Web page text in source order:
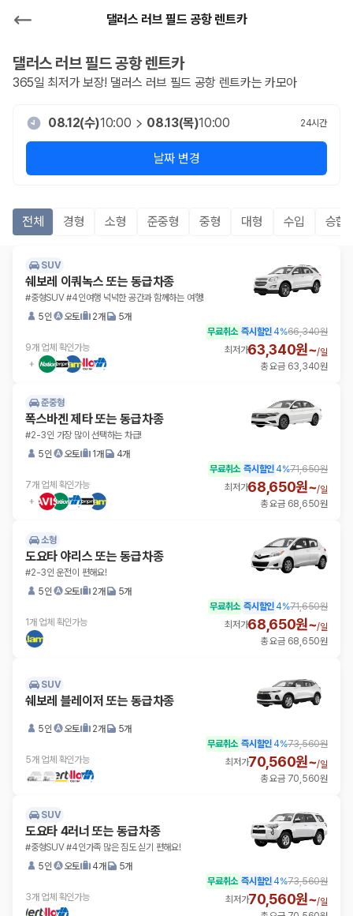
댈러스 러브 필드 공항 렌트카
댈러스 러브 필드 공항렌트카
365일 최저가 보장! 댈러스 러브 필드 공항 렌트카는 카모아
08.12(수)10:00 08.13(목)10:00 24시간
날짜 변경
전체 경형 소형 준중형 중형 대형 수입 승합
SUV
쉐보레 이쿼녹스 또는 동급차종
#중형SUV #4인여행 넉넉한 공간과 함께하는 여행!
5인
오토 2개 5개
9개 업체 확인가능
무료취소 즉시할인 4%66,340원
최저가63,340원~/일
총 요금 63,340원
준중형
폭스바겐 제타 또는 동급차종
#2-3인 가장 많이 선택하는 차급!
5인
오토 1개 4개
7개 업체 확인가능
무료취소 즉시할인 4%71,650원
최저가68,650원~/일
총 요금 68,650원
소형
도요타 야리스 또는 동급차종
#2-3인 운전이 편해요!
5인
오토 2개 5개
1개 업체 확인가능
무료취소 즉시할인 4%71,650원
최저가68,650원~/일
총 요금 68,650원
SUV
쉐보레 블레이저 또는 동급차종
5인 오토 2개 5개
5개 업체 확인가능
무료취소 즉시할인 4%73,560원
최저가70,560원~/일
총 요금 70,560원
SUV
도요타 4러너 또는 동급차종
#중형SUV #4인가족 많은 짐도 싣기 편해요!
5인
오토 4개 5개
3개 업체 확인가능
무료취소 즉시할인 4%73,560원
최저가70,560원~/일